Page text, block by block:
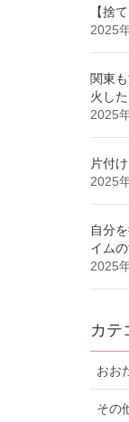
【捨
2025
関東
火し
2025
片付
2025
自分
イム
2025
カテ
おお
その